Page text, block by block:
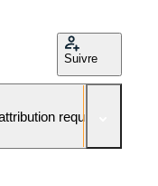
Suivre
requise